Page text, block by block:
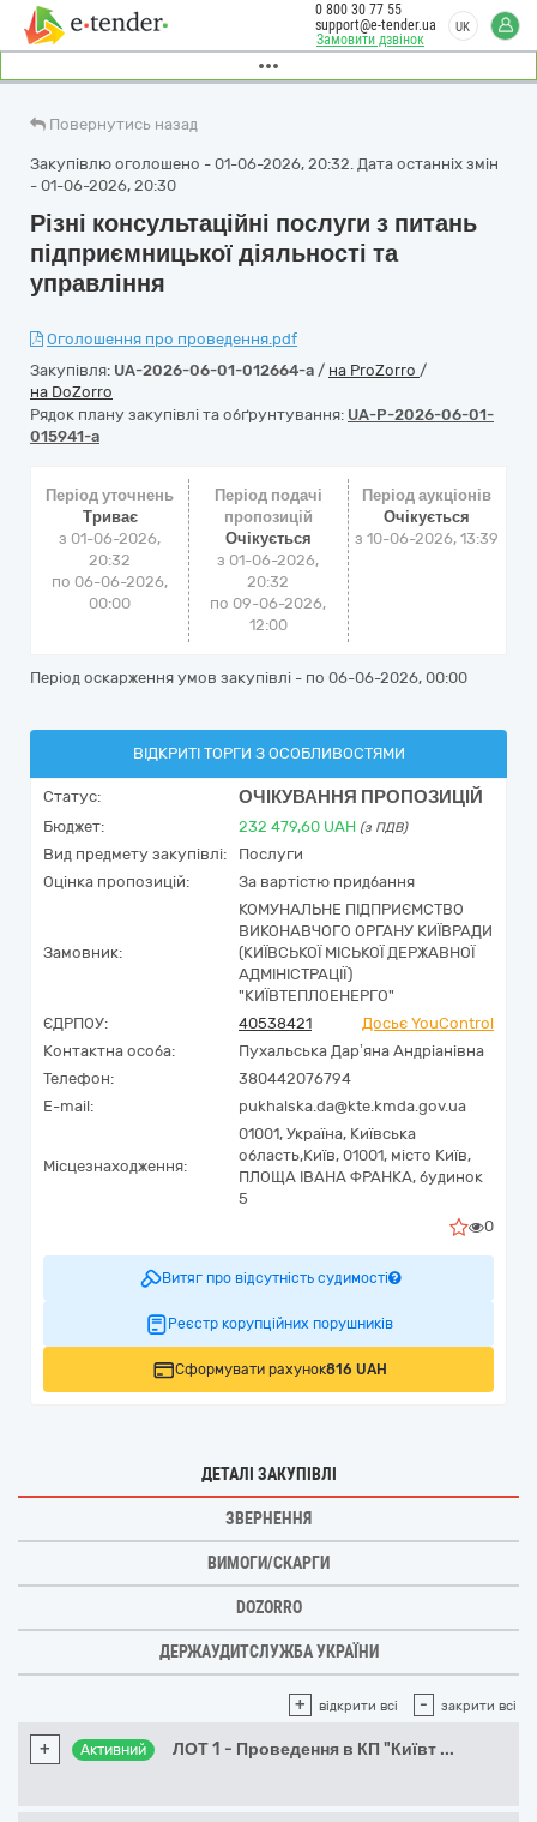
Замовити дзвінок
0 800 30 77 55
support@e-tender.ua
UK
Повернутись назад
Закупівлю оголошено - 01-06-2026, 20:32. Дата останніх змін
- 01-06-2026, 20:30
Різні консультаційні послуги з питань
підприємницької діяльності та
управління
Оголошення про проведення.pdf
Закупівля: UA-2026-06-01-012664-a / на ProZorro /
на DoZorro
Рядок плану закупівлі та обґрунтування: UA-P-2026-06-01-
015941-a
Період уточнень
Триває
з 01-06-2026,
20:32
по 06-06-2026,
00:00
Період подачі
пропозицій
Очікується
з 01-06-2026,
20:32
по 09-06-2026,
12:00
Період аукціонів
Очікується
з10-06-2026, 13:39
Період оскарження умов закупівлі - по 06-06-2026, 00:00
ВІДКРИТІ ТОРГИ З ОСОБЛИВОСТЯМИ
Статус: ОЧІКУВАННЯ ПРОПОЗИЦІЙ
Бюджет: 232 479,60 UAH (з ПДВ)
Вид предмету закупівлі:
Послуги
Оцінка пропозицій:
За вартістю придбання
Замовник:
КОМУНАЛЬНЕ ПІДПРИЄМСТВО
ВИКОНАВЧОГО ОРГАНУ КИЇВРАДИ
(КИЇВСЬКОЇ МІСЬКОЇ ДЕРЖАВНОЇ
АДМІНІСТРАЦІЇ)
"КИЇВТЕПЛОЕНЕРГО"
ЄДРПОУ:
40538421
Досьє YouControl
Контактна особа:
Пухальська Дар’яна Андріанівна
Телефон:
380442076794
E-mail:
pukhalska.da@kte.kmda.gov.ua
Місцезнаходження:
01001, Україна, Київська
область,Київ, 01001, місто Київ,
ПЛОЩА ІВАНА ФРАНКА, будинок
5
0
Витяг про відсутність судимості
Реєстр корупційних порушників
Сформувати рахунок816 UAH
ДЕТАЛІ ЗАКУПІВЛІ
ЗВЕРНЕННЯ
ВИМОГИ/СКАРГИ
DOZORRO
ДЕРЖАУДИТСЛУЖБА УКРАЇНИ
+ відкрити всі - закрити всі
+ Активний ЛОТ 1 - Проведення в КП "Київт ...